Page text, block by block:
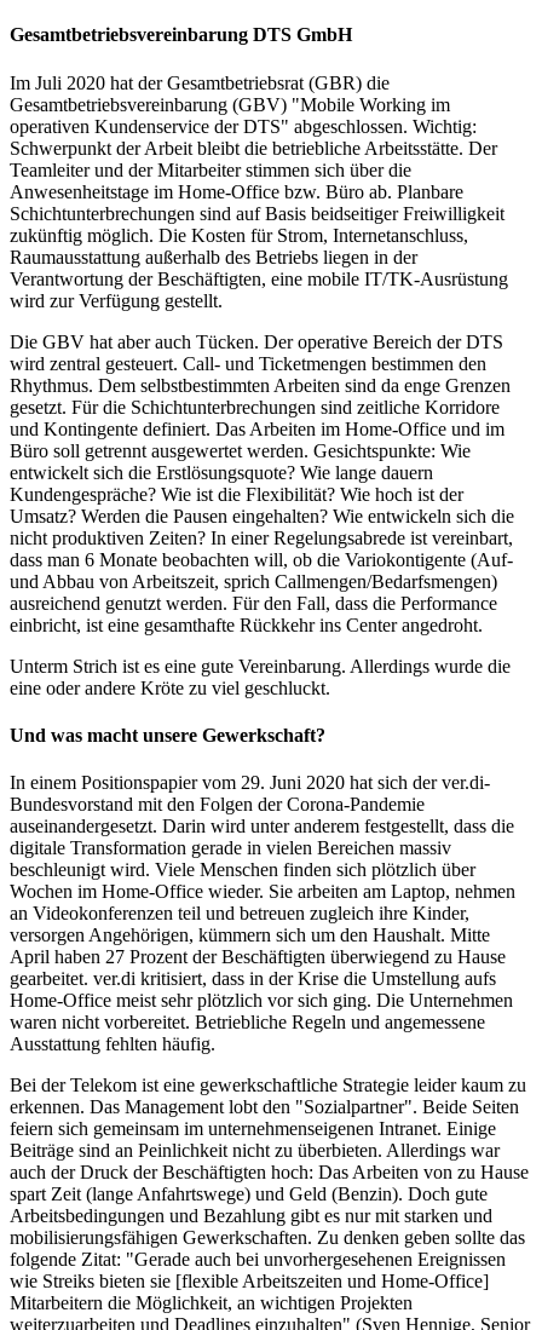
Gesamtbetriebsvereinbarung DTS GmbH
Im Juli 2020 hat der Gesamtbetriebsrat (GBR) die
Gesamtbetriebsvereinbarung (GBV) "Mobile Working im
operativen Kundenservice der DTS" abgeschlossen. Wichtig:
Schwerpunkt der Arbeit bleibt die betriebliche Arbeitsstätte. Der
Teamleiter und der Mitarbeiter stimmen sich über die
Anwesenheitstage im Home-Office bzw. Büro ab. Planbare
Schichtunterbrechungen sind auf Basis beidseitiger Freiwilligkeit
zukünftig möglich. Die Kosten für Strom, Internetanschluss,
Raumausstattung außerhalb des Betriebs liegen in der
Verantwortung der Beschäftigten, eine mobile IT/TK-Ausrüstung
wird zur Verfügung gestellt.
Die GBV hat aber auch Tücken. Der operative Bereich der DTS
wird zentral gesteuert. Call- und Ticketmengen bestimmen den
Rhythmus. Dem selbstbestimmten Arbeiten sind da enge Grenzen
gesetzt. Für die Schichtunterbrechungen sind zeitliche Korridore
und Kontingente definiert. Das Arbeiten im Home-Office und im
Büro soll getrennt ausgewertet werden. Gesichtspunkte: Wie
entwickelt sich die Erstlösungsquote? Wie lange dauern
Kundengespräche? Wie ist die Flexibilität? Wie hoch ist der
Umsatz? Werden die Pausen eingehalten? Wie entwickeln sich die
nicht produktiven Zeiten? In einer Regelungsabrede ist vereinbart,
dass man 6 Monate beobachten will, ob die Variokontigente (Auf-
und Abbau von Arbeitszeit, sprich Callmengen/Bedarfsmengen)
ausreichend genutzt werden. Für den Fall, dass die Performance
einbricht, ist eine gesamthafte Rückkehr ins Center angedroht.
Unterm Strich ist es eine gute Vereinbarung. Allerdings wurde die
eine oder andere Kröte zu viel geschluckt.
Und was macht unsere Gewerkschaft?
In einem Positionspapier vom 29. Juni 2020 hat sich der ver.di-
Bundesvorstand mit den Folgen der Corona-Pandemie
auseinandergesetzt. Darin wird unter anderem festgestellt, dass die
digitale Transformation gerade in vielen Bereichen massiv
beschleunigt wird. Viele Menschen finden sich plötzlich über
Wochen im Home-Office wieder. Sie arbeiten am Laptop, nehmen
an Videokonferenzen teil und betreuen zugleich ihre Kinder,
versorgen Angehörigen, kümmern sich um den Haushalt. Mitte
April haben 27 Prozent der Beschäftigten überwiegend zu Hause
gearbeitet. ver.di kritisiert, dass in der Krise die Umstellung aufs
Home-Office meist sehr plötzlich vor sich ging. Die Unternehmen
waren nicht vorbereitet. Betriebliche Regeln und angemessene
Ausstattung fehlten häufig.
Bei der Telekom ist eine gewerkschaftliche Strategie leider kaum zu
erkennen. Das Management lobt den "Sozialpartner". Beide Seiten
feiern sich gemeinsam im unternehmenseigenen Intranet. Einige
Beiträge sind an Peinlichkeit nicht zu überbieten. Allerdings war
auch der Druck der Beschäftigten hoch: Das Arbeiten von zu Hause
spart Zeit (lange Anfahrtswege) und Geld (Benzin). Doch gute
Arbeitsbedingungen und Bezahlung gibt es nur mit starken und
mobilisierungsfähigen Gewerkschaften. Zu denken geben sollte das
folgende Zitat: "Gerade auch bei unvorhergesehenen Ereignissen
wie Streiks bieten sie [flexible Arbeitszeiten und Home-Office]
Mitarbeitern die Möglichkeit, an wichtigen Projekten
weiterzuarbeiten und Deadlines einzuhalten" (Sven Hennige, Senior